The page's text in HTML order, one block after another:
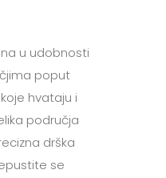
u udobnosti
poput
hvataju i
područja
drška
se